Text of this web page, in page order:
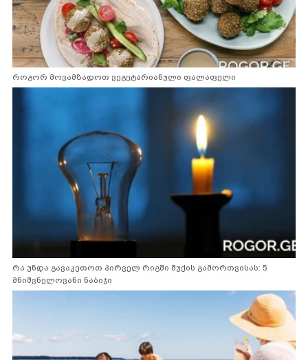
როგორ მოვამზადოთ ვეგეტარიანული ფალაფელი
რა უნდა გავაკეთოთ პირველ რიგში შუქის გამორთვისას: 5
მნიშვნელოვანი ნაბიჯი